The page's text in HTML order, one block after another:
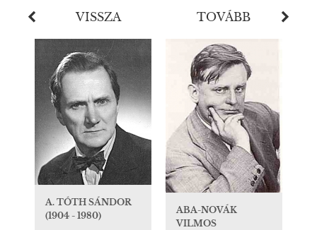
VISSZA TOVÁBB
A. TÓTH SÁNDOR
(1904 - 1980)
ABA-NOVÁK
VILMOS